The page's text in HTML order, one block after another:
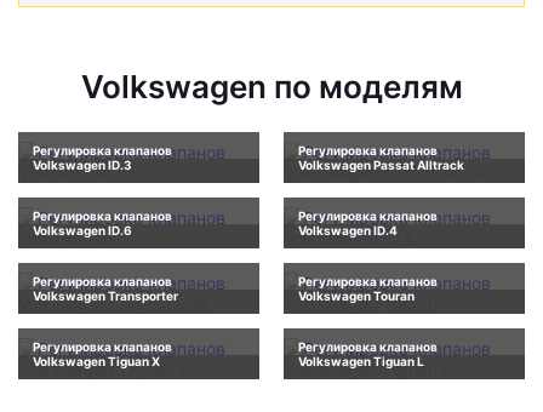
Volkswagen по моделям
Регулировка клапанов
Volkswagen ID.3
Регулировка клапанов
Volkswagen Passat Alltrack
Регулировка клапанов
Volkswagen ID.6
Регулировка клапанов
Volkswagen ID.4
Регулировка клапанов
Volkswagen Transporter
Регулировка клапанов
Volkswagen Touran
Регулировка клапанов
Volkswagen Tiguan X
Регулировка клапанов
Volkswagen Tiguan L